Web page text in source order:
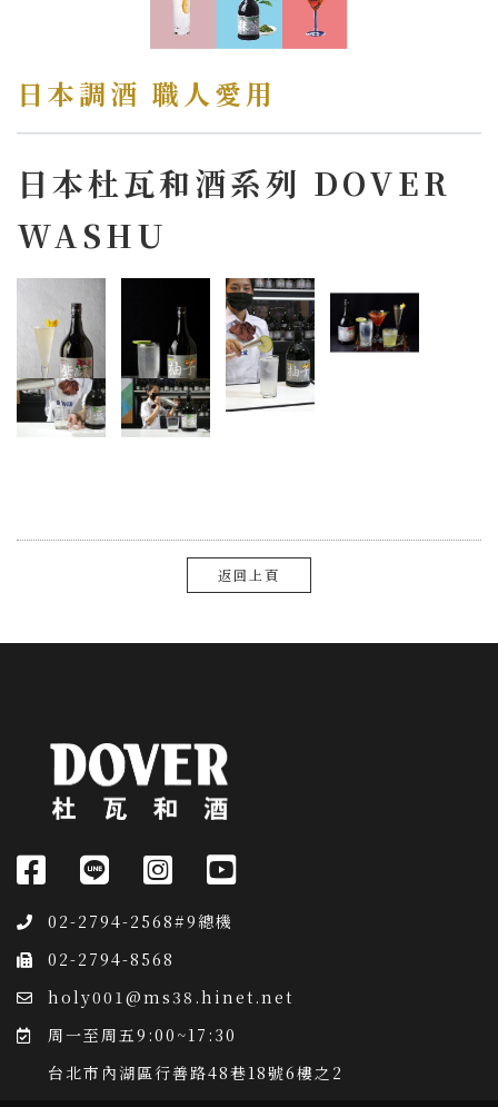
日本調酒 職人愛用
日本杜瓦和酒系列 DOVER
WASHU
返回上頁
02-2794-2568#9總機
02-2794-8568
holy001@ms38.hinet.net
周一至周五9:00~17:30
台北市內湖區行善路48巷18號6樓之2